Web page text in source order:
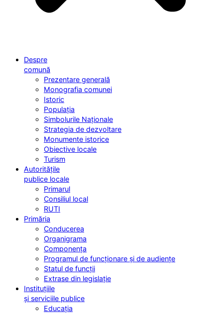
Despre
comună
Prezentare generală
Monografia comunei
Istoric
Populația
Simbolurile Naționale
Strategia de dezvoltare
Monumente istorice
Obiective locale
Turism
Autoritățile
publice locale
Primarul
Consiliul local
RUTI
Primăria
Conducerea
Organigrama
Componența
Programul de funcționare și de audiențe
Statul de funcții
Extrase din legislație
Instituțiile
și serviciile publice
Educația